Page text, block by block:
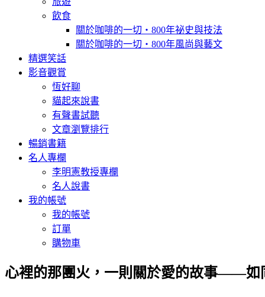
飲食
關於咖啡的一切‧800年祕史與技法
關於咖啡的一切‧800年風尚與藝文
精選笑話
影音觀賞
恆好聊
貓起來說書
有聲書試聽
文章瀏覽排行
暢銷書籍
名人專欄
李明憲教授專欄
名人說書
我的帳號
我的帳號
訂單
購物車
心裡的那團火，一則關於愛的故事——如